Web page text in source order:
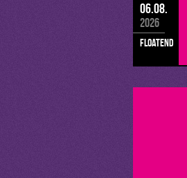
06.08.
2026
floatend